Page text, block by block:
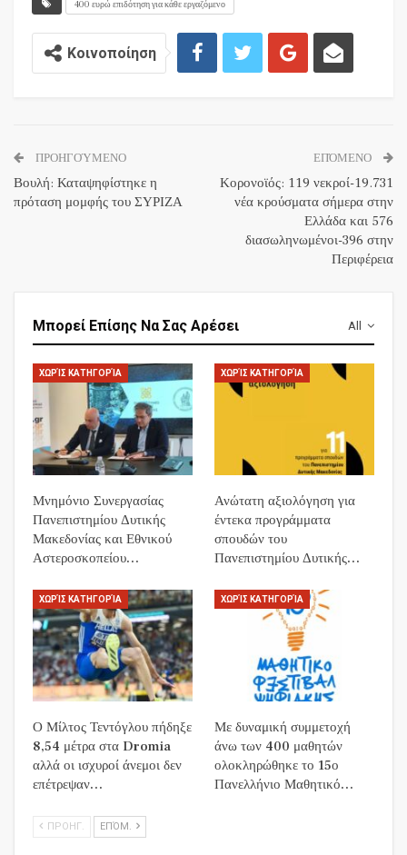
400 ευρώ επιδότηση για κάθε εργαζόμενο
Κοινοποίηση
ΠΡΟΗΓΟΎΜΕΝΟ
Βουλή: Καταψηφίστηκε η
πρόταση μομφής του ΣΥΡΙΖΑ
ΕΠΌΜΕΝΟ
Κορονοϊός: 119 νεκροί-19.731
νέα κρούσματα σήμερα στην
Ελλάδα και 576
διασωληνωμένοι-396 στην
Περιφέρεια
All
Μπορεί Επίσης Να Σας Αρέσει
ΧΩΡΊΣ ΚΑΤΗΓΟΡΊΑ
Μνημόνιο Συνεργασίας
Πανεπιστημίου Δυτικής
Μακεδονίας και Εθνικού
Αστεροσκοπείου…
ΧΩΡΊΣ ΚΑΤΗΓΟΡΊΑ
Ανώτατη αξιολόγηση για
έντεκα προγράμματα
σπουδών του
Πανεπιστημίου Δυτικής…
ΧΩΡΊΣ ΚΑΤΗΓΟΡΊΑ
Ο Μίλτος Τεντόγλου πήδηξε
8,54 μέτρα στα Dromia
αλλά οι ισχυροί άνεμοι δεν
επέτρεψαν…
ΧΩΡΊΣ ΚΑΤΗΓΟΡΊΑ
Με δυναμική συμμετοχή
άνω των 400 μαθητών
ολοκληρώθηκε το 15ο
Πανελλήνιο Μαθητικό…
ΠΡΟΗΓ. ΕΠΌΜ.